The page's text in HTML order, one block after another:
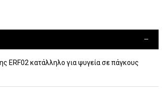
ERF02 κατάλληλο για ψυγεία σε πάγκους